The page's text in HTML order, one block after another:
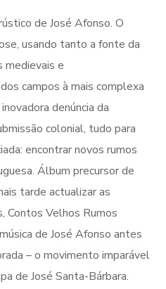
de José Afonso. O
usando tanto a fonte da
medievais e
campos à mais complexa
denúncia da
colonial, tudo para
encontrar novos rumos
Álbum precursor de
tarde actualizar as
Contos Velhos Rumos
de José Afonso antes
– o movimento imparável
de José Santa-Bárbara.